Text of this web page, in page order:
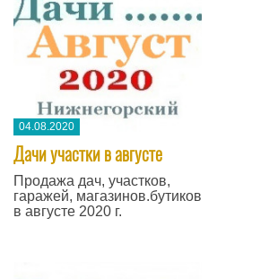
04.08.2020
Дачи участки в августе
Продажа дач, участков,
гаражей, магазинов.бутиков
в августе 2020 г.